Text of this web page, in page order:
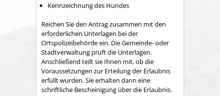
Kennzeichnung des Hundes
Reichen Sie den Antrag zusammen mit den
erforderlichen Unterlagen bei der
Ortspolizeibehörde ein. Die Gemeinde- oder
Stadtverwaltung prüft die Unterlagen.
Anschließend teilt sie Ihnen mit, ob die
Voraussetzungen zur Erteilung der Erlaubnis
erfüllt wurden. Sie erhalten dann eine
schriftliche Bescheinigung über die Erlaubnis.